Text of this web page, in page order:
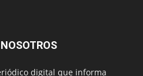
digital que informa